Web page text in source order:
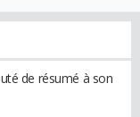
de résumé à son